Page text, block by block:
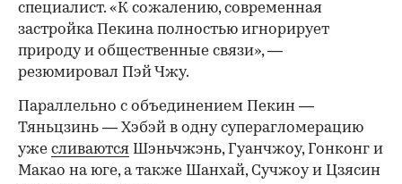
специалист. «К сожалению, современная
застройка Пекина полностью игнорирует
природу и общественные связи», —
резюмировал Пэй Чжу.
Параллельно с объединением Пекин —
Тяньцзинь — Хэбэй в одну суперагломерацию
уже сливаются Шэньчжэнь, Гуанчжоу, Гонконг и
Макао на юге, а также Шанхай, Сучжоу и Цзясин